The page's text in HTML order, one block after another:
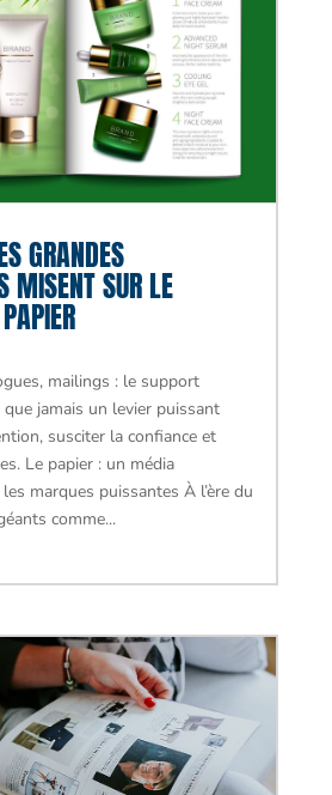
GRANDES
MISENT SUR LE
mailings : le support
jamais un levier puissant
susciter la confiance et
Le papier : un média
marques puissantes À l’ère du
comme...